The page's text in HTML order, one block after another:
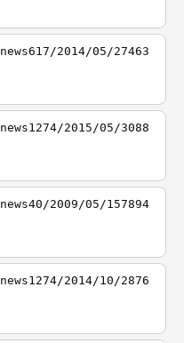
2014/05/27463
2015/05/3088
2009/05/157894
2014/10/2876